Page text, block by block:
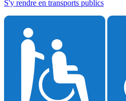
S'y rendre en transports publics